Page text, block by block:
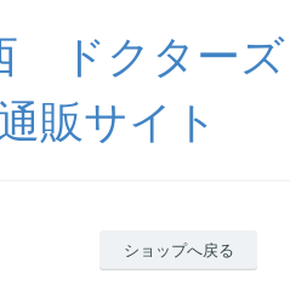
ドクターズ
販サイト
ショップへ戻る